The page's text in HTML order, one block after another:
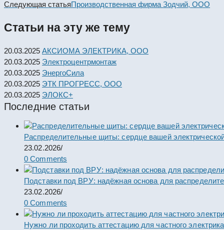
more
Следующая статьяПроизводственная фирма Зодчий, ООО
Статьи на эту же тему
20.03.2025 АКСИОМА ЭЛЕКТРИКА, ООО
20.03.2025 Электроцентрмонтаж
20.03.2025 ЭнергоСила
20.03.2025 ЭТК ПРОГРЕСС, ООО
20.03.2025 ЭЛОКС+
Последние статьи
Распределительные щиты: сердце вашей
23.02.2026/
0 Comments
Подставки под ВРУ: надёжная основа для
23.02.2026/
0 Comments
Нужно ли проходить аттестацию для частного